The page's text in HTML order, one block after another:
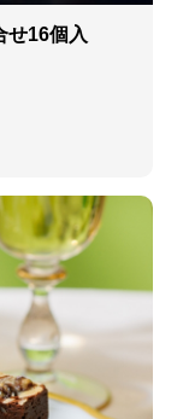
せ16個入